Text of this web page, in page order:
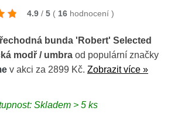
4.9 / 5 ( 16 hodnocení )
bunda 'Robert' Selected
modř / umbraod populární značky
v akci za 2899 Kč. Zobrazit více »
Skladem > 5 ks